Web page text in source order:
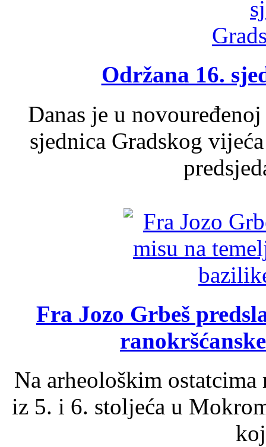
Održana 16.
Danas je u
sjednica Gradskog
Fra Jozo Grbeš
Na arheološkim
iz 5. i 6. stoljeća u